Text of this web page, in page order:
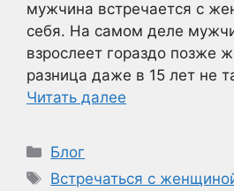
мужчина встречается с
себя. На самом деле
взрослеет гораздо позже
разница даже в 15 лет не
Читать далее
Рубрики
Блог
Метки
Встречаться с